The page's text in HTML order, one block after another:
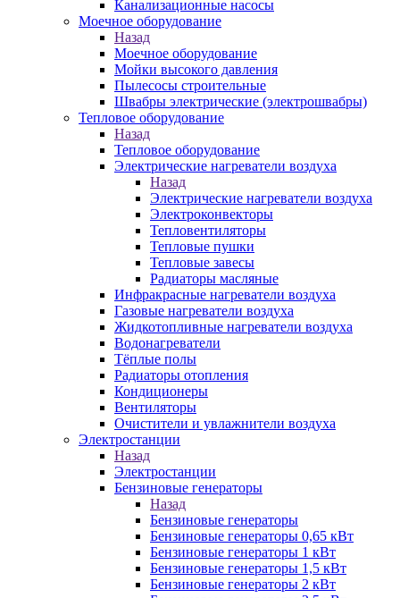
Канализационные насосы
Моечное оборудование
Назад
Моечное оборудование
Мойки высокого давления
Пылесосы строительные
Швабры электрические (электрошвабры)
Тепловое оборудование
Назад
Тепловое оборудование
Электрические нагреватели воздуха
Назад
Электрические нагреватели воздуха
Электроконвекторы
Тепловентиляторы
Тепловые пушки
Тепловые завесы
Радиаторы масляные
Инфракрасные нагреватели воздуха
Газовые нагреватели воздуха
Жидкотопливные нагреватели воздуха
Водонагреватели
Тёплые полы
Радиаторы отопления
Кондиционеры
Вентиляторы
Очистители и увлажнители воздуха
Электростанции
Назад
Электростанции
Бензиновые генераторы
Назад
Бензиновые генераторы
Бензиновые генераторы 0,65 кВт
Бензиновые генераторы 1 кВт
Бензиновые генераторы 1,5 кВт
Бензиновые генераторы 2 кВт